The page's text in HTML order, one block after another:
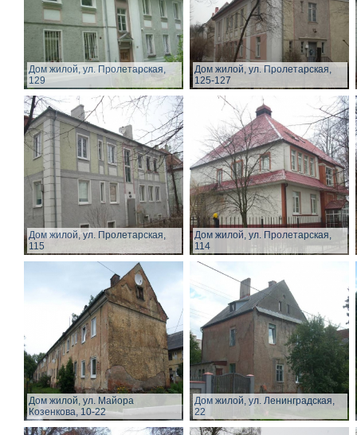
Дом жилой, ул. Пролетарская,
129
Дом жилой, ул. Пролетарская,
125-127
Дом жилой, ул. Пролетарская,
115
Дом жилой, ул. Пролетарская,
114
Дом жилой, ул. Майора
Козенкова, 10-22
Дом жилой, ул. Ленинградская,
22